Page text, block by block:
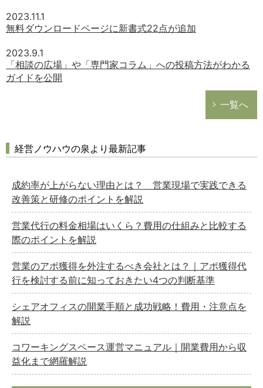
2023.11.1
無料ダウンロードページに新書式22点が追加
2023.9.1
「相談の広場」や「専門家コラム」への投稿方法がわかる
ガイドを公開
一覧へ
経営ノウハウの泉より最新記事
成約率が上がらない理由とは？ 営業現場で実践できる
改善策と研修のポイントを解説
営業代行の料金相場はいくら？費用の仕組みと比較する
際のポイントを解説
営業のアポ獲得を外注するべき会社とは？｜アポ獲得代
行を検討する前に知っておきたい4つの判断基準
シェアオフィスの開業手順と成功戦略！費用・注意点を
解説
コワーキングスペース運営マニュアル｜開業費用から収
益化まで網羅解説